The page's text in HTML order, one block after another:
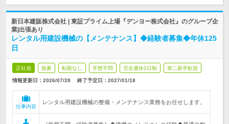
新日本建販株式会社 | 東証プライム上場『デンヨー株式会社』のグループ企
業|出張あり
レンタル用建設機械の【メンテナンス】◆経験者募集◆年休125
日
正社員 急募 転勤なし 学歴不問 完全週休2日制 第二新卒歓迎
情報更新日：2026/07/28 終了予定日： 2027/01/18
仕事内容
レンタル用建設機械の整備・メンテナンス業務をお任せします。